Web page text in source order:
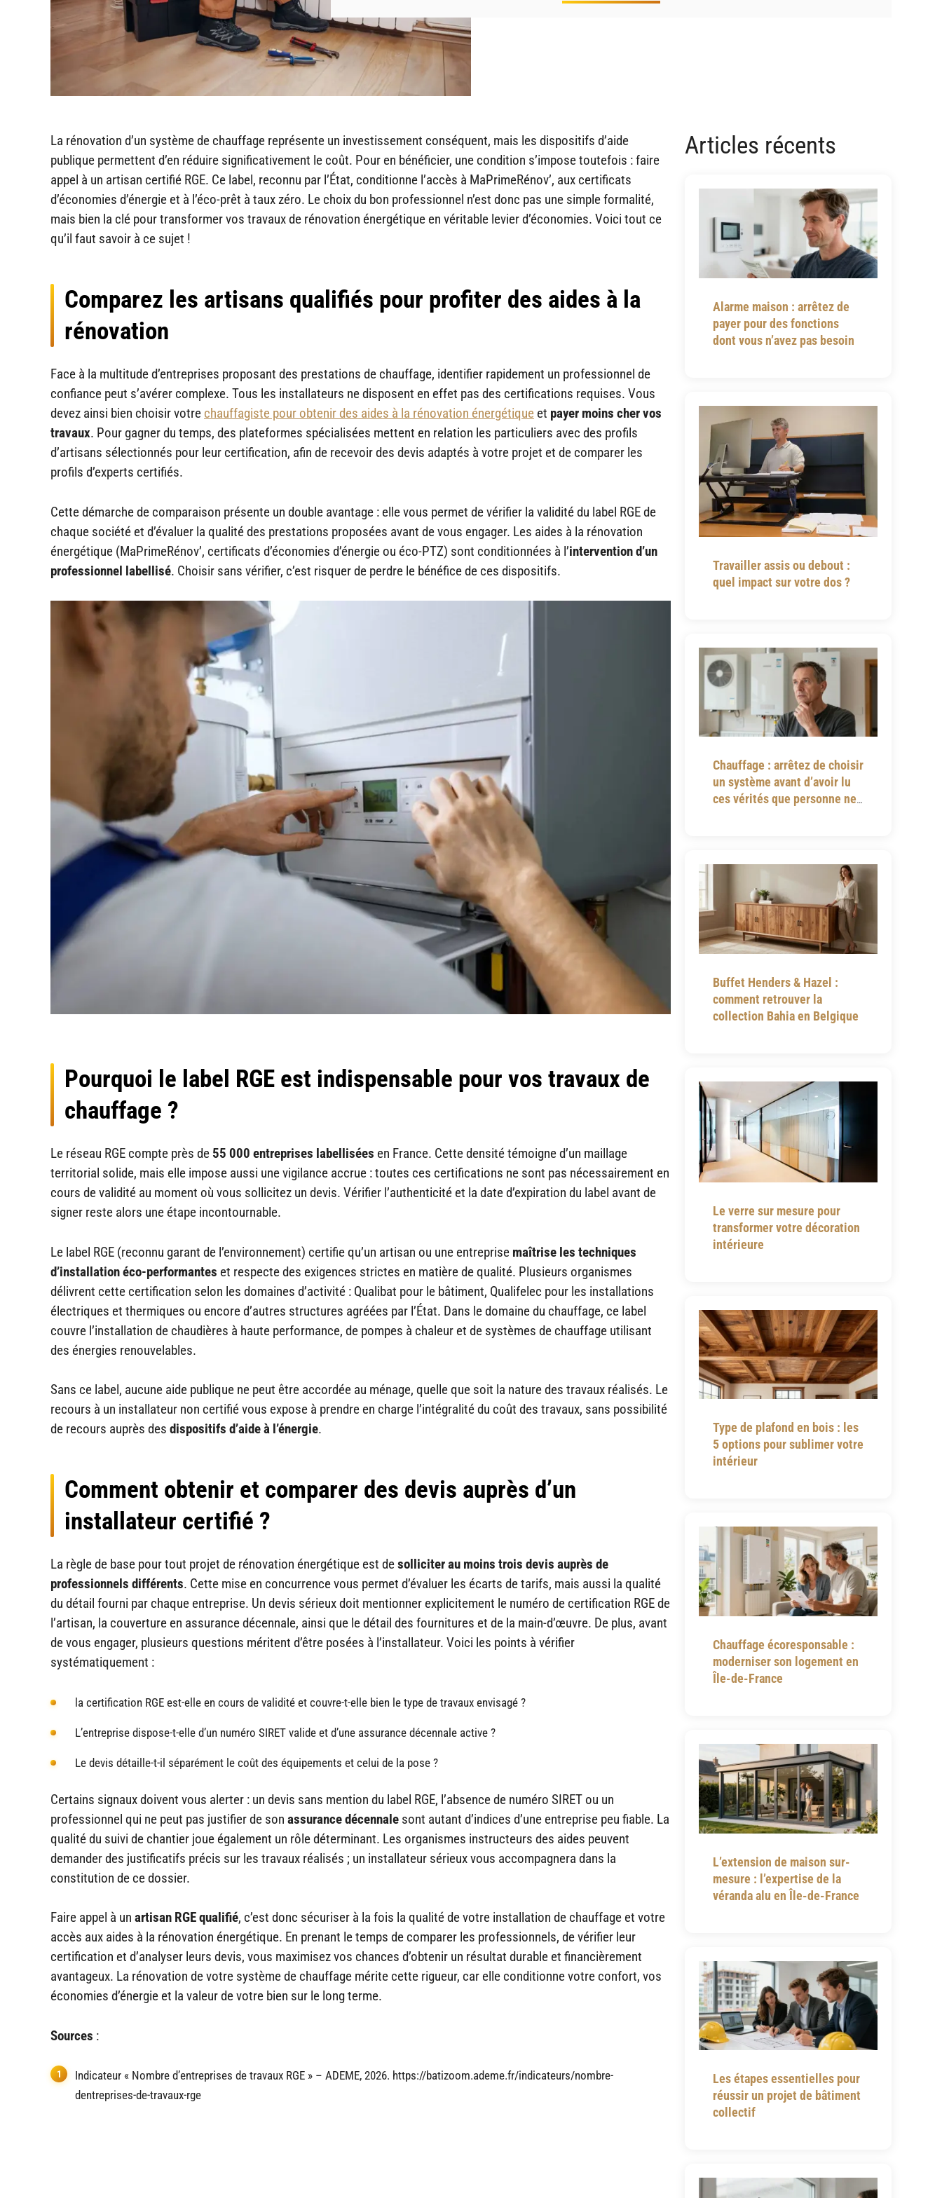
La rénovation d’un système de chauffage représente un investissement conséquent, mais les dispositifs d’aide
publique permettent d’en réduire significativement le coût. Pour en bénéficier, une condition s’impose toutefois : faire
appel à un artisan certifié RGE. Ce label, reconnu par l’État, conditionne l’accès à MaPrimeRénov’, aux certificats
d’économies d’énergie et à l’éco-prêt à taux zéro. Le choix du bon professionnel n’est donc pas une simple formalité,
mais bien la clé pour transformer vos travaux de rénovation énergétique en véritable levier d’économies. Voici tout ce
qu’il faut savoir à ce sujet !
Comparez les artisans qualifiés pour profiter des aides à la
rénovation
Face à la multitude d’entreprises proposant des prestations de chauffage, identifier rapidement un professionnel de
confiance peut s’avérer complexe. Tous les installateurs ne disposent en effet pas des certifications requises. Vous
devez ainsi bien choisir votre chauffagiste pour obtenir des aides à la rénovation énergétique et payer moins cher vos
travaux. Pour gagner du temps, des plateformes spécialisées mettent en relation les particuliers avec des profils
d’artisans sélectionnés pour leur certification, afin de recevoir des devis adaptés à votre projet et de comparer les
profils d’experts certifiés.
Cette démarche de comparaison présente un double avantage : elle vous permet de vérifier la validité du label RGE de
chaque société et d’évaluer la qualité des prestations proposées avant de vous engager. Les aides à la rénovation
énergétique (MaPrimeRénov’, certificats d’économies d’énergie ou éco-PTZ) sont conditionnées à l’intervention d’un
professionnel labellisé. Choisir sans vérifier, c’est risquer de perdre le bénéfice de ces dispositifs.
Pourquoi le label RGE est indispensable pour vos travaux de
chauffage ?
Le réseau RGE compte près de 55 000 entreprises labellisées en France. Cette densité témoigne d’un maillage
territorial solide, mais elle impose aussi une vigilance accrue : toutes ces certifications ne sont pas nécessairement en
cours de validité au moment où vous sollicitez un devis. Vérifier l’authenticité et la date d’expiration du label avant de
signer reste alors une étape incontournable.
Le label RGE (reconnu garant de l’environnement) certifie qu’un artisan ou une entreprise maîtrise les techniques
d’installation éco-performantes et respecte des exigences strictes en matière de qualité. Plusieurs organismes
délivrent cette certification selon les domaines d’activité : Qualibat pour le bâtiment, Qualifelec pour les installations
électriques et thermiques ou encore d’autres structures agréées par l’État. Dans le domaine du chauffage, ce label
couvre l’installation de chaudières à haute performance, de pompes à chaleur et de systèmes de chauffage utilisant
des énergies renouvelables.
Sans ce label, aucune aide publique ne peut être accordée au ménage, quelle que soit la nature des travaux réalisés. Le
recours à un installateur non certifié vous expose à prendre en charge l’intégralité du coût des travaux, sans possibilité
de recours auprès des dispositifs d’aide à l’énergie.
Comment obtenir et comparer des devis auprès d’un
installateur certifié ?
La règle de base pour tout projet de rénovation énergétique est desolliciter au moins trois devis auprès de
professionnels différents. Cette mise en concurrence vous permet d’évaluer les écarts de tarifs, mais aussi la qualité
du détail fourni par chaque entreprise. Un devis sérieux doit mentionner explicitement le numéro de certification RGE de
l’artisan, la couverture en assurance décennale, ainsi que le détail des fournitures et de la main-d’œuvre. De plus, avant
de vous engager, plusieurs questions méritent d’être posées à l’installateur. Voici les points à vérifier
systématiquement :
la certification RGE est-elle en cours de validité et couvre-t-elle bien le type de travaux envisagé ?
L’entreprise dispose-t-elle d’un numéro SIRET valide et d’une assurance décennale active ?
Le devis détaille-t-il séparément le coût des équipements et celui de la pose ?
Certains signaux doivent vous alerter : un devis sans mention du label RGE, l’absence de numéro SIRET ou un
professionnel qui ne peut pas justifier de son assurance décennale sont autant d’indices d’une entreprise peu fiable. La
qualité du suivi de chantier joue également un rôle déterminant. Les organismes instructeurs des aides peuvent
demander des justificatifs précis sur les travaux réalisés ; un installateur sérieux vous accompagnera dans la
constitution de ce dossier.
Faire appel à un artisan RGE qualifié, c’est donc sécuriser à la fois la qualité de votre installation de chauffage et votre
accès aux aides à la rénovation énergétique. En prenant le temps de comparer les professionnels, de vérifier leur
certification et d’analyser leurs devis, vous maximisez vos chances d’obtenir un résultat durable et financièrement
avantageux. La rénovation de votre système de chauffage mérite cette rigueur, car elle conditionne votre confort, vos
économies d’énergie et la valeur de votre bien sur le long terme.
Sources :
Indicateur « Nombre d’entreprises de travaux RGE » – ADEME, 2026. https://batizoom.ademe.fr/indicateurs/nombre-
dentreprises-de-travaux-rge
Articles récents
Alarme maison : arrêtez de
payer pour des fonctions
dont vous n’avez pas besoin
Travailler assis ou debout :
quel impact sur votre dos ?
Chauffage : arrêtez de choisir
un système avant d’avoir lu
ces vérités que personne ne
Buffet Henders & Hazel :
comment retrouver la
collection Bahia en Belgique
Le verre sur mesure pour
transformer votre décoration
intérieure
Type de plafond en bois : les
5 options pour sublimer votre
intérieur
Chauffage écoresponsable :
moderniser son logement en
Île-de-France
L’extension de maison sur-
mesure : l’expertise de la
véranda alu en Île-de-France
Les étapes essentielles pour
réussir un projet de bâtiment
collectif